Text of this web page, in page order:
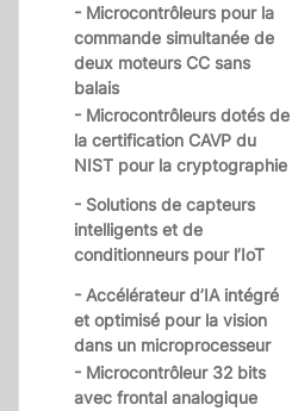
- Microcontrôleurs pour la
commande simultanée de
deux moteurs CC sans
balais
- Microcontrôleurs dotés de
la certification CAVP du
NIST pour la cryptographie
- Solutions de capteurs
intelligents et de
conditionneurs pour l’IoT
- Accélérateur d’IA intégré
et optimisé pour la vision
dans un microprocesseur
- Microcontrôleur 32 bits
avec frontal analogique